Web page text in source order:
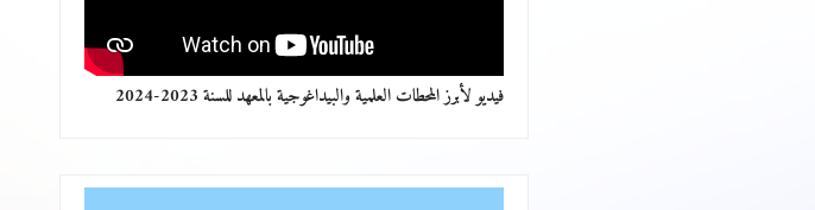
فيديو لأبرز المحطات العلمية والبيداغوجية بالمعهد للسنة 2023-2024